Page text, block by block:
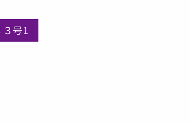
号1